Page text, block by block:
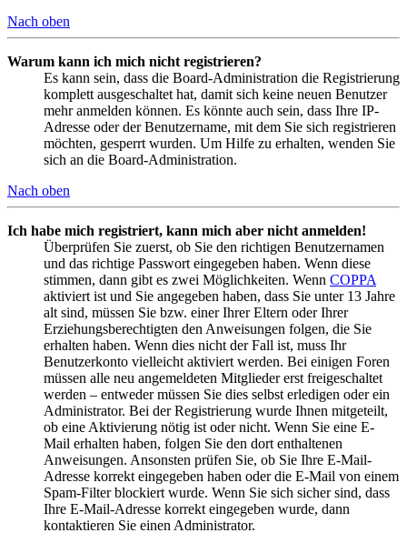
Nach oben
Warum kann ich mich nicht registrieren?
Es kann sein, dass die Board-Administration die Registrierung
komplett ausgeschaltet hat, damit sich keine neuen Benutzer
mehr anmelden können. Es könnte auch sein, dass Ihre IP-
Adresse oder der Benutzername, mit dem Sie sich registrieren
möchten, gesperrt wurden. Um Hilfe zu erhalten, wenden Sie
sich an die Board-Administration.
Nach oben
Ich habe mich registriert, kann mich aber nicht anmelden!
Überprüfen Sie zuerst, ob Sie den richtigen Benutzernamen
und das richtige Passwort eingegeben haben. Wenn diese
stimmen, dann gibt es zwei Möglichkeiten. Wenn COPPA
aktiviert ist und Sie angegeben haben, dass Sie unter 13 Jahre
alt sind, müssen Sie bzw. einer Ihrer Eltern oder Ihrer
Erziehungsberechtigten den Anweisungen folgen, die Sie
erhalten haben. Wenn dies nicht der Fall ist, muss Ihr
Benutzerkonto vielleicht aktiviert werden. Bei einigen Foren
müssen alle neu angemeldeten Mitglieder erst freigeschaltet
werden – entweder müssen Sie dies selbst erledigen oder ein
Administrator. Bei der Registrierung wurde Ihnen mitgeteilt,
ob eine Aktivierung nötig ist oder nicht. Wenn Sie eine E-
Mail erhalten haben, folgen Sie den dort enthaltenen
Anweisungen. Ansonsten prüfen Sie, ob Sie Ihre E-Mail-
Adresse korrekt eingegeben haben oder die E-Mail von einem
Spam-Filter blockiert wurde. Wenn Sie sich sicher sind, dass
Ihre E-Mail-Adresse korrekt eingegeben wurde, dann
kontaktieren Sie einen Administrator.